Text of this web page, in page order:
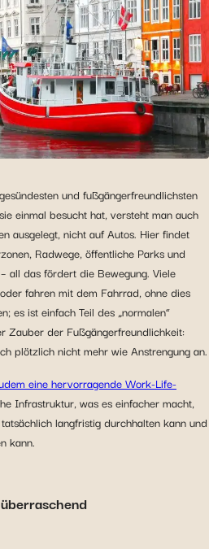
und fußgängerfreundlichsten
einmal besucht hat, versteht man auch
ausgelegt, nicht auf Autos. Hier findet
Radwege, öffentliche Parks und
all das fördert die Bewegung. Viele
fahren mit dem Fahrrad, ohne dies
es ist einfach Teil des „normalen“
Zauber der Fußgängerfreundlichkeit:
plötzlich nicht mehr wie Anstrengung an.
eine hervorragende Work-Life-
Infrastruktur, was es einfacher macht,
langfristig durchhalten kann und
kann.